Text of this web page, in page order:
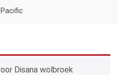
Disana wolbroek